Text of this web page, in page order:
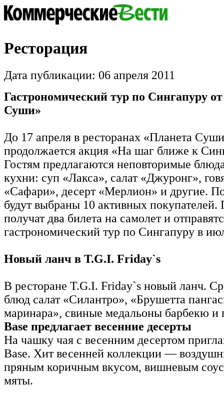
Ресторация
Дата публикации: 06 апреля 2011
Гастрономический тур по Сингапуру
Суши»
До 17 апреля в ресторанах «Планета
продолжается акция «На шаг ближе к
Гостям предлагаются неповторимые
кухни: суп «Лакса», салат «Джуронг»,
«Сафари», десерт «Мерлион» и другие.
будут выбраны 10 активных покупателей.
получат два билета на самолет и
гастрономический тур по Сингапуру в
Новый ланч в T.G.I. Friday`s
В ресторане T.G.I. Friday`s новый ланч.
блюд салат «Силантро», «Брушетта
маринара», свиные медальоны барбекю и
Base предлагает весенние десерты
На чашку чая с весенним десертом
Base. Хит весенней коллекции —
пряным коричным вкусом, вишневым
мяты.